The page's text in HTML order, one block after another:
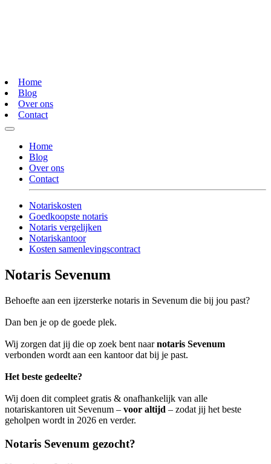
Home
Blog
Over ons
Contact
Home
Blog
Over ons
Contact
Notariskosten
Goedkoopste notaris
Notaris vergelijken
Notariskantoor
Kosten samenlevingscontract
Notaris Sevenum
Behoefte aan een ijzersterke notaris in Sevenum die bij jou past?
Dan ben je op de goede plek.
Wij zorgen dat jij die op zoek bent naarnotaris Sevenum
verbonden wordt aan een kantoor dat bij je past.
Het beste gedeelte?
Wij doen dit compleet gratis & onafhankelijk van alle
notariskantoren uit Sevenum – voor altijd – zodat jij het beste
geholpen wordt in 2026 en verder.
Notaris Sevenum gezocht?